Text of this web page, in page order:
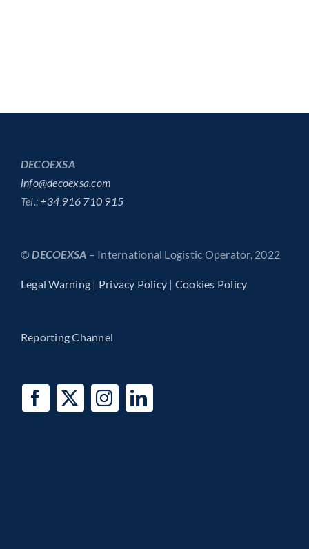
DECOEXSA
info@decoexsa.com
Tel.: +34 916 710 915
©DECOEXSA – International Logistic Operator, 2022
Legal Warning | Privacy Policy | Cookies Policy
Reporting Channel